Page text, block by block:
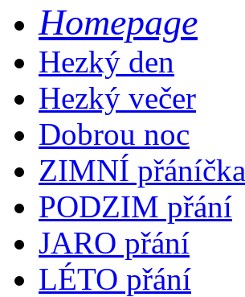
Homepage
Hezký den
Hezký večer
Dobrou noc
ZIMNÍ přáníčka
PODZIM přání
JARO přání
LÉTO přání